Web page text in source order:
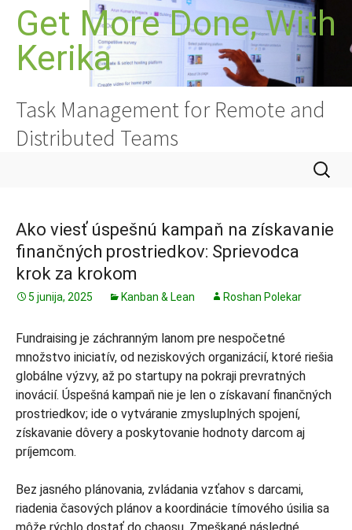
Preskoči
vsebino
Get More Done, With
Kerika
Task Management for Remote and
Distributed Teams
Išči:
Ako viesť úspešnú kampaň na získavanie
finančných prostriedkov: Sprievodca
krok za krokom
5 junija, 2025 Kanban & Lean Roshan Polekar
Fundraising je záchranným lanom pre nespočetné
množstvo iniciatív, od neziskových organizácií, ktoré riešia
globálne výzvy, až po startupy na pokraji prevratných
inovácií. Úspešná kampaň nie je len o získavaní finančných
prostriedkov; ide o vytváranie zmysluplných spojení,
získavanie dôvery a poskytovanie hodnoty darcom aj
príjemcom.
Bez jasného plánovania, zvládania vzťahov s darcami,
riadenia časových plánov a koordinácie tímového úsilia sa